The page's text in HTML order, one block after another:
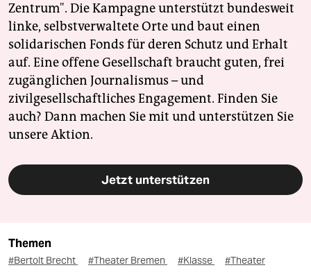
Zentrum". Die Kampagne unterstützt bundesweit
linke, selbstverwaltete Orte und baut einen
solidarischen Fonds für deren Schutz und Erhalt
auf. Eine offene Gesellschaft braucht guten, frei
zugänglichen Journalismus – und
zivilgesellschaftliches Engagement. Finden Sie
auch? Dann machen Sie mit und unterstützen Sie
unsere Aktion.
Jetzt unterstützen
Themen
#Bertolt Brecht #Theater Bremen #Klasse #Theater